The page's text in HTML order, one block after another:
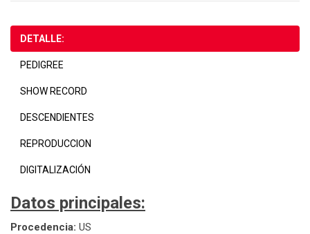
DETALLE:
PEDIGREE
SHOW RECORD
DESCENDIENTES
REPRODUCCION
DIGITALIZACIÓN
Datos principales:
Procedencia: US